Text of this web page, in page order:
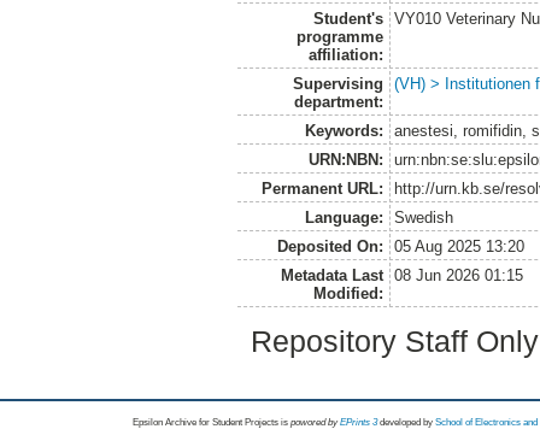
Student's
programme
affiliation:
VY010 Veterinary
Supervising
department:
(VH) > Institutionen
Keywords:
anestesi, romifidin,
URN:NBN:
Permanent URL:
http://urn.kb.se/
Language:
Swedish
Deposited On:
05 Aug 2025 13:20
Metadata Last
Modified:
08 Jun 2026 01:15
Repository Staff
Epsilon Archive for Student Projects is powored byEPrints 3 developed by School of Electronics